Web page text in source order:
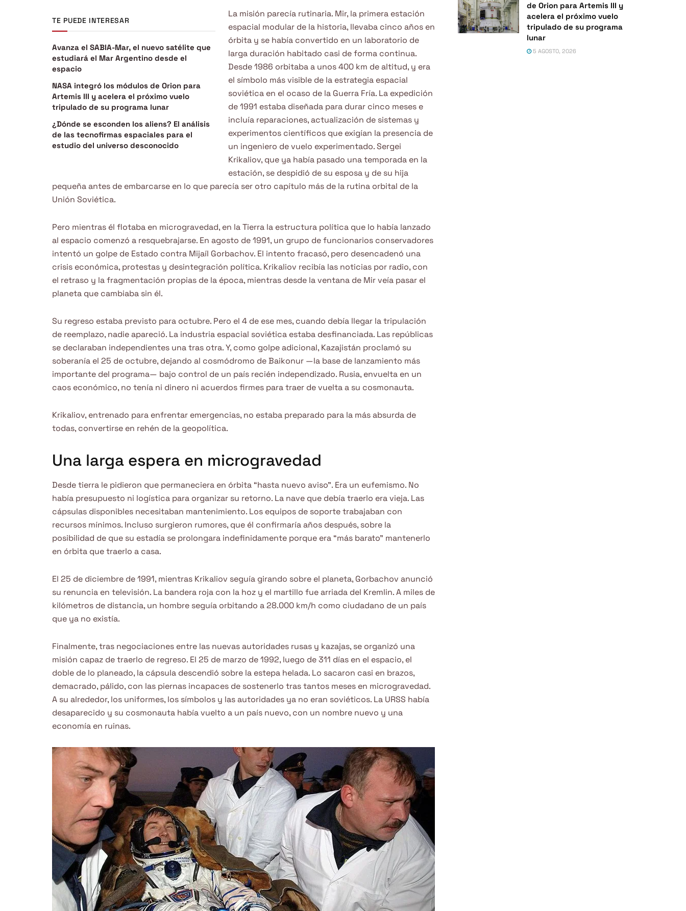
TE PUEDE INTERESAR
Avanza el SABIA-Mar, el nuevo satélite que
estudiará el Mar Argentino desde el
espacio
NASA integró los módulos de Orion para
Artemis III y acelera el próximo vuelo
tripulado de su programa lunar
¿Dónde se esconden los aliens? El análisis
de las tecnofirmas espaciales para el
estudio del universo desconocido
La misión parecía rutinaria. Mir, la primera estación
espacial modular de la historia, llevaba cinco años en
órbita y se había convertido en un laboratorio de
larga duración habitado casi de forma continua.
Desde 1986 orbitaba a unos 400 km de altitud, y era
el símbolo más visible de la estrategia espacial
soviética en el ocaso de la Guerra Fría. La expedición
de 1991 estaba diseñada para durar cinco meses e
incluía reparaciones, actualización de sistemas y
experimentos científicos que exigían la presencia de
un ingeniero de vuelo experimentado. Sergei
Krikaliov, que ya había pasado una temporada en la
estación, se despidió de su esposa y de su hija
pequeña antes de embarcarse en lo que parecía ser otro capítulo más de la rutina orbital de la
Unión Soviética.
Pero mientras él flotaba en microgravedad, en la Tierra la estructura política que lo había lanzado
al espacio comenzó a resquebrajarse. En agosto de 1991, un grupo de funcionarios conservadores
intentó un golpe de Estado contra Mijaíl Gorbachov. El intento fracasó, pero desencadenó una
crisis económica, protestas y desintegración política. Krikaliov recibía las noticias por radio, con
el retraso y la fragmentación propias de la época, mientras desde la ventana de Mir veía pasar el
planeta que cambiaba sin él.
Su regreso estaba previsto para octubre. Pero el 4 de ese mes, cuando debía llegar la tripulación
de reemplazo, nadie apareció. La industria espacial soviética estaba desfinanciada. Las repúblicas
se declaraban independientes una tras otra. Y, como golpe adicional, Kazajistán proclamó su
soberanía el 25 de octubre, dejando al cosmódromo de Baikonur —la base de lanzamiento más
importante del programa— bajo control de un país recién independizado. Rusia, envuelta en un
caos económico, no tenía ni dinero ni acuerdos firmes para traer de vuelta a su cosmonauta.
Krikaliov, entrenado para enfrentar emergencias, no estaba preparado para la más absurda de
todas, convertirse en rehén de la geopolítica.
Una larga espera en microgravedad
Desde tierra le pidieron que permaneciera en órbita “hasta nuevo aviso”. Era un eufemismo. No
había presupuesto ni logística para organizar su retorno. La nave que debía traerlo era vieja. Las
cápsulas disponibles necesitaban mantenimiento. Los equipos de soporte trabajaban con
recursos mínimos. Incluso surgieron rumores, que él confirmaría años después, sobre la
posibilidad de que su estadía se prolongara indefinidamente porque era “más barato” mantenerlo
en órbita que traerlo a casa.
El 25 de diciembre de 1991, mientras Krikaliov seguía girando sobre el planeta, Gorbachov anunció
su renuncia en televisión. La bandera roja con la hoz y el martillo fue arriada del Kremlin. A miles de
kilómetros de distancia, un hombre seguía orbitando a 28.000 km/h como ciudadano de un país
que ya no existía.
Finalmente, tras negociaciones entre las nuevas autoridades rusas y kazajas, se organizó una
misión capaz de traerlo de regreso. El 25 de marzo de 1992, luego de 311 días en el espacio, el
doble de lo planeado, la cápsula descendió sobre la estepa helada. Lo sacaron casi en brazos,
demacrado, pálido, con las piernas incapaces de sostenerlo tras tantos meses en microgravedad.
A su alrededor, los uniformes, los símbolos y las autoridades ya no eran soviéticos. La URSS había
desaparecido y su cosmonauta había vuelto a un país nuevo, con un nombre nuevo y una
economía en ruinas.
de Orion para Artemis III y
acelera el próximo vuelo
tripulado de su programa
lunar
5 AGOSTO, 2026